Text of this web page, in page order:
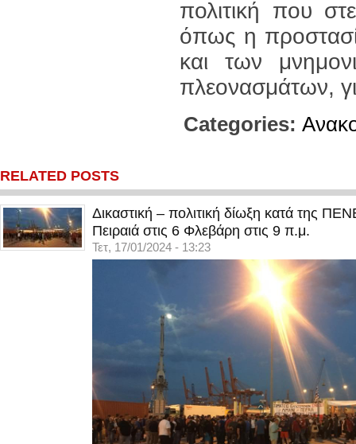
πολιτική που
όπως η
και των
πλεονασμάτων,
Categories:
RELATED POSTS
Δικαστική – πολιτική δίωξη κατά της
Πειραιά στις 6 Φλεβάρη στις 9 π.μ.
Τετ, 17/01/2024 - 13:23